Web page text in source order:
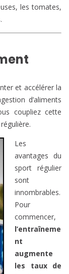
les tomates,
et accélérer la
d’aliments
coupliez cette
Les
avantages du
sport régulier
sont
innombrables.
Pour
commencer,
l’entraîneme
nt
augmente
les taux de